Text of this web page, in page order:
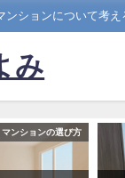
ンションについて考え
み
マンションの選び方